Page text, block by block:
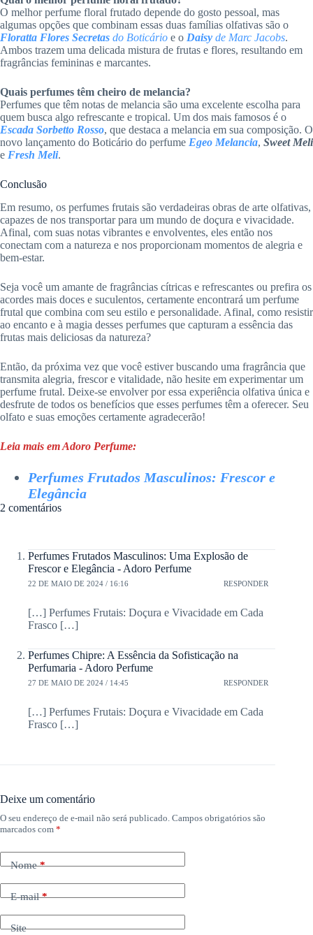
O melhor perfume floral frutado depende do gosto pessoal, mas
algumas opções que combinam essas duas famílias olfativas são o
Floratta Flores Secretas do Boticário e o Daisy de Marc Jacobs.
Ambos trazem uma delicada mistura de frutas e flores, resultando em
fragrâncias femininas e marcantes.
Quais perfumes têm cheiro de melancia?
Perfumes que têm notas de melancia são uma excelente escolha para
quem busca algo refrescante e tropical. Um dos mais famosos é o
Escada Sorbetto Rosso, que destaca a melancia em sua composição. O
novo lançamento do Boticário do perfume Egeo Melancia, Sweet Meli
e Fresh Meli.
Conclusão
Em resumo, os perfumes frutais são verdadeiras obras de arte olfativas,
capazes de nos transportar para um mundo de doçura e vivacidade.
Afinal, com suas notas vibrantes e envolventes, eles então nos
conectam com a natureza e nos proporcionam momentos de alegria e
bem-estar.
Seja você um amante de fragrâncias cítricas e refrescantes ou prefira os
acordes mais doces e suculentos, certamente encontrará um perfume
frutal que combina com seu estilo e personalidade. Afinal, como resistir
ao encanto e à magia desses perfumes que capturam a essência das
frutas mais deliciosas da natureza?
Então, da próxima vez que você estiver buscando uma fragrância que
transmita alegria, frescor e vitalidade, não hesite em experimentar um
perfume frutal. Deixe-se envolver por essa experiência olfativa única e
desfrute de todos os benefícios que esses perfumes têm a oferecer. Seu
olfato e suas emoções certamente agradecerão!
Leia mais em Adoro Perfume:
Perfumes Frutados Masculinos: Frescor e
Elegância
2 comentários
Perfumes Frutados Masculinos: Uma Explosão de
Frescor e Elegância - Adoro Perfume
22 DE MAIO DE 2024 / 16:16 RESPONDER
[…] Perfumes Frutais: Doçura e Vivacidade em Cada
Frasco […]
Perfumes Chipre: A Essência da Sofisticação na
Perfumaria - Adoro Perfume
27 DE MAIO DE 2024 / 14:45 RESPONDER
[…] Perfumes Frutais: Doçura e Vivacidade em Cada
Frasco […]
Deixe um comentário
O seu endereço de e-mail não será publicado. Campos obrigatórios são
marcados com *
Nome*
E-mail*
Site